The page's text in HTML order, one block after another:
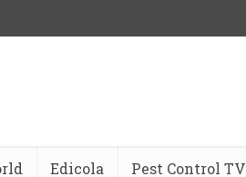
Edicola Pest Control TV